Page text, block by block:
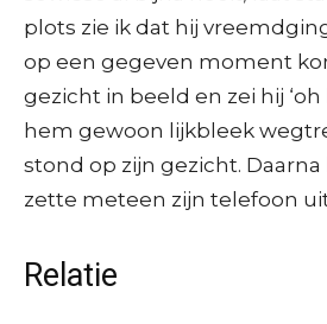
plots zie ik dat hij
op een gegeven moment
gezicht in beeld en zei hij ‘oh
hem gewoon lijkbleek
stond op zijn gezicht.
zette meteen zijn telefoon
Relatie